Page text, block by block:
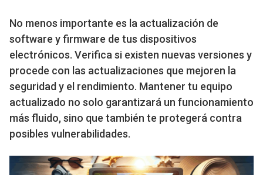
No menos importante es la actualización de
software y firmware de tus dispositivos
electrónicos. Verifica si existen nuevas versiones y
procede con las actualizaciones que mejoren la
seguridad y el rendimiento. Mantener tu equipo
actualizado no solo garantizará un funcionamiento
más fluido, sino que también te protegerá contra
posibles vulnerabilidades.